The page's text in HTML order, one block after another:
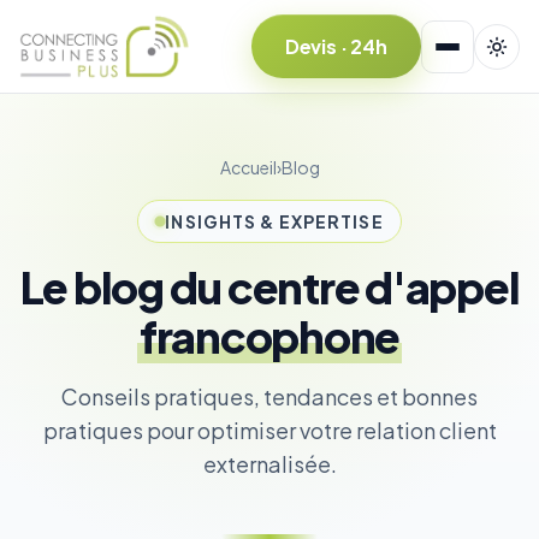
Devis · 24h
Accueil›Blog
INSIGHTS & EXPERTISE
Le blog du centre d'appel
francophone
Conseils pratiques, tendances et bonnes
pratiques pour optimiser votre relation client
externalisée.